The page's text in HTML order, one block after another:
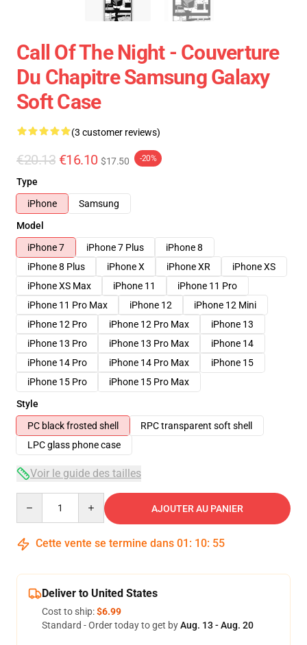
Call Of The Night - Couverture
Du Chapitre Samsung Galaxy
Soft Case
(3 customer reviews)
€20.13 €16.10 $17.50 -20%
Type
iPhone
Samsung
Model
iPhone 7
iPhone 7 Plus
iPhone 8
iPhone 8 Plus
iPhone X iPhone XR
iPhone XS
iPhone XS Max
iPhone 11
iPhone 11 Pro
iPhone 11 Pro Max
iPhone 12
iPhone 12 Mini
iPhone 12 Pro
iPhone 12 Pro Max
iPhone 13
iPhone 13 Pro
iPhone 13 Pro Max
iPhone 14
iPhone 14 Pro
iPhone 14 Pro Max
iPhone 15
iPhone 15 Pro
iPhone 15 Pro Max
Style
PC black frosted shell
RPC transparent soft shell
LPC glass phone case
Voir le guide des tailles
AJOUTER AU PANIER
Cette vente se termine dans 01 : 10: 54
Deliver to United States
Cost to ship:$6.99
Standard - Order today to get byAug. 13 - Aug. 20